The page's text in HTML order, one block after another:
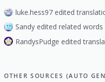
luke.hess97 edited
Sandy edited related words
RandysPudge edited
OTHER SOURCES (AUTO